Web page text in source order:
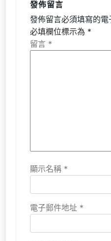
發佈留言
發佈留言必須填寫的電
必填欄位標示為 *
留言 *
顯示名稱 *
電子郵件地址 *